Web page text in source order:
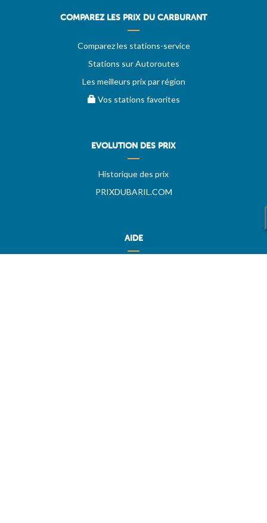
COMPAREZ LES PRIX DU CARBURANT
Comparez les stations-service
Stations sur Autoroutes
Les meilleurs prix par région
Vos stations favorites
EVOLUTION DES PRIX
Historique des prix
PRIXDUBARIL.COM
AIDE